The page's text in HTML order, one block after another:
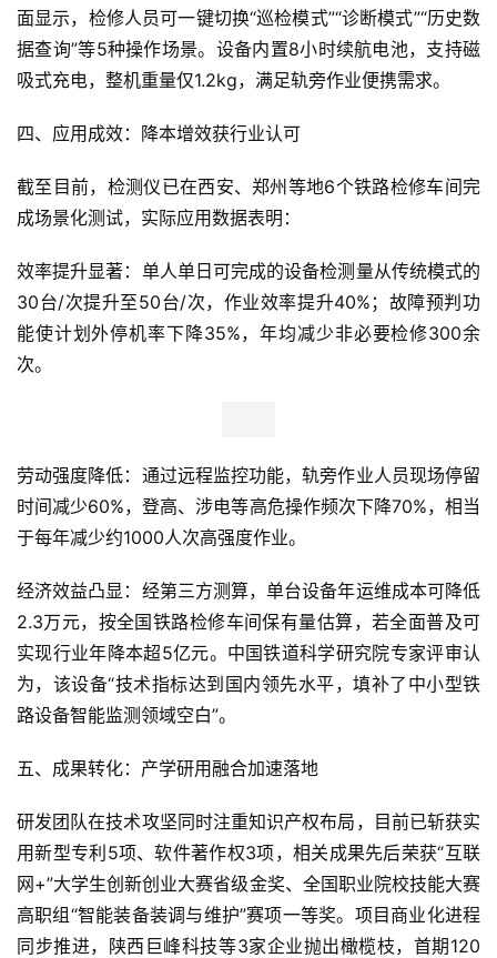
首
页
新
业
察
新
科
技
面显示，检修人员可一键切换“巡检模式”“诊断模式”“历史数
据查询”等5种操作场景。设备内置8小时续航电池，支持磁
吸式充电，整机重量仅1.2kg，满足轨旁作业便携需求。
四、应用成效：降本增效获行业认可
截至目前，检测仪已在西安、郑州等地6个铁路检修车间完
成场景化测试，实际应用数据表明：
效率提升显著：单人单日可完成的设备检测量从传统模式的
30台/次提升至50台/次，作业效率提升40%；故障预判功
能使计划外停机率下降35%，年均减少非必要检修300余
次。
劳动强度降低：通过远程监控功能，轨旁作业人员现场停留
时间减少60%，登高、涉电等高危操作频次下降70%，相当
于每年减少约1000人次高强度作业。
经济效益凸显：经第三方测算，单台设备年运维成本可降低
2.3万元，按全国铁路检修车间保有量估算，若全面普及可
实现行业年降本超5亿元。中国铁道科学研究院专家评审认
为，该设备“技术指标达到国内领先水平，填补了中小型铁
路设备智能监测领域空白”。
五、成果转化：产学研用融合加速落地
研发团队在技术攻坚同时注重知识产权布局，目前已斩获实
用新型专利5项、软件著作权3项，相关成果先后荣获“互联
网+”大学生创新创业大赛省级金奖、全国职业院校技能大赛
高职组“智能装备装调与维护”赛项一等奖。项目商业化进程
同步推进，陕西巨峰科技等3家企业抛出橄榄枝，首期120